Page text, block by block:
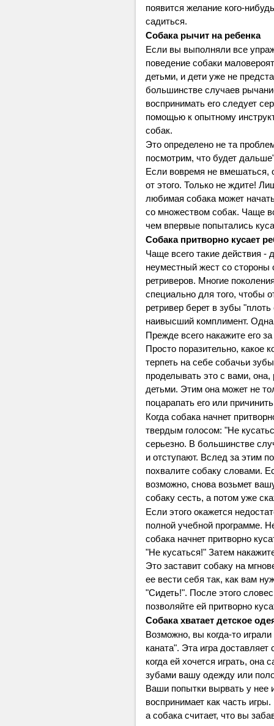
появится желание кого-
садиться.
Собака рычит на ребенка
Если вы выполняли все
поведение собаки
детьми, и дети уже не
большинстве случаев
воспринимать его следует
помощью к опытному
собак.
Это определено не та
посмотрим, что будет
Если вовремя не вмешаться,
от этого. Только не ждите!
любимая собака может
со множеством собак. Чаще
чем впервые попытались
Собака притворно кусает
Чаще всего такие действия -
неуместный жест со стороны
ретриверов. Многие
специально для того, чтобы
ретривер берет в зубы
наивысший комплимент.
Прежде всего накажите его
Просто поразительно, какое
терпеть на себе собачьи
проделывать это с вами, она,
детьми. Этим она может не
поцарапать его или
Когда собака начнет
твердым голосом: "Не
серьезно. В большинстве
и отступают. Вслед за этим
похвалите собаку словами.
возможно, снова возьмет
собаку сесть, а потом уже
Если этого окажется
полной учебной программе.
собака начнет притворно
"Не кусаться!" Затем
Это заставит собаку на
ее вести себя так, как вам
"Сидеть!". После этого
позволяйте ей притворно
Собака хватает детское
Возможно, вы когда-то
каната". Эта игра
когда ей хочется играть, она
зубами вашу одежду или
Ваши попытки вырвать у нее
воспринимает как часть
а собака считает, что вы